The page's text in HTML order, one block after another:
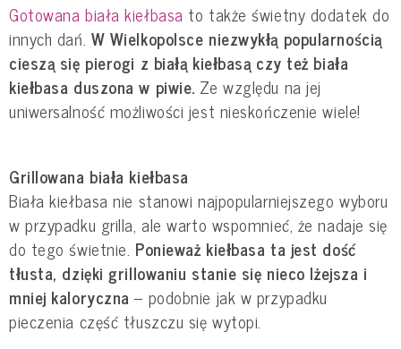
Gotowana biała kiełbasa to także świetny dodatek do
innych dań. W Wielkopolsce niezwykłą popularnością
cieszą się pierogi z białą kiełbasą czy też biała
kiełbasa duszona w piwie. Ze względu na jej
uniwersalność możliwości jest nieskończenie wiele!
Grillowana biała kiełbasa
Biała kiełbasa nie stanowi najpopularniejszego wyboru
w przypadku grilla, ale warto wspomnieć, że nadaje się
do tego świetnie. Ponieważ kiełbasa ta jest dość
tłusta, dzięki grillowaniu stanie się nieco lżejsza i
mniej kaloryczna – podobnie jak w przypadku
pieczenia część tłuszczu się wytopi.